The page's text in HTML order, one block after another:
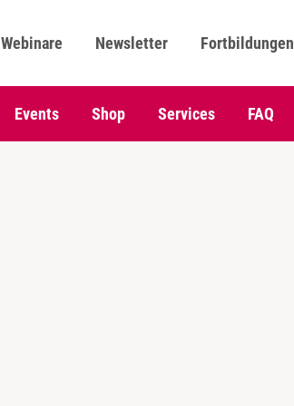
Webinare Newsletter Fortbildungen
Events Shop Services FAQ